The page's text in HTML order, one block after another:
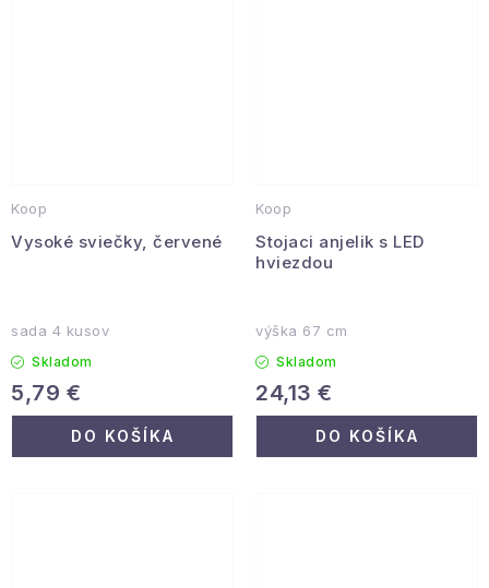
Koop
Vysoké sviečky, červené
sada 4 kusov
Skladom
5,79 €
DO KOŠÍKA
Koop
Stojaci anjelik s LED
hviezdou
výška 67 cm
Skladom
24,13 €
DO KOŠÍKA